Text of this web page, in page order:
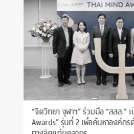
คณะจิตวิทยา ต้อนรับ
Camps จาก Lumière